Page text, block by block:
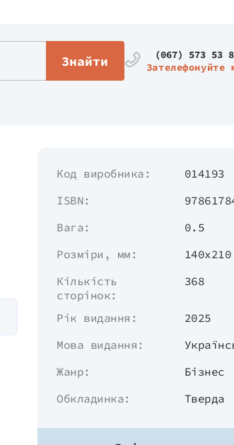
Знайти
(067) 573 53
Зателефонуйте
Код виробника:
014193
ISBN:
Вага:
0.5
Розміри, мм:
140х210
Кількість
сторінок:
368
Рік видання:
2025
Мова видання:
Жанр:
Бізнес
Обкладинка:
Тверда